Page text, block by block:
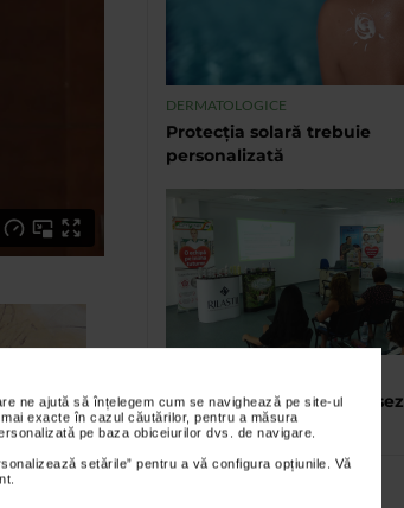
ne ajută să înțelegem cum se navighează pe site-ul
exacte în cazul căutărilor, pentru a măsura
pe baza obiceiurilor dvs. de navigare.
setările” pentru a vă configura opțiunile. Vă
DERMATOLOGICE
Protecția solară trebuie
personalizată
Tabara de vara, final de
Eforie Sud